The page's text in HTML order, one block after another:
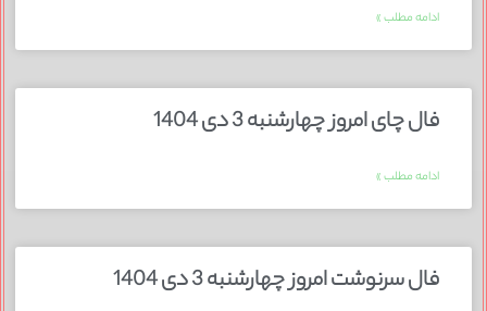
ادامه مطلب »
فال چای امروز چهارشنبه 3 دی 1404
ادامه مطلب »
فال سرنوشت امروز چهارشنبه 3 دی 1404